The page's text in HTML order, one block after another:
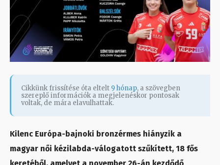
Cikkünk frissítése óta eltelt 9 hónap, a szövegben
szereplő információk a megjelenéskor pontosak
voltak, de mára elavulhattak.
Kilenc Európa-bajnoki bronzérmes hiányzik a
magyar női kézilabda-válogatott szűkített, 18 fős